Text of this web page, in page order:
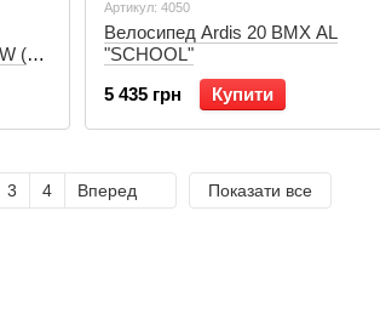
(
Артикул: 4050
Велосипед Ardis 20 BMX AL
"SCHOOL"
5 435 грн
Купити
3 4 Вперед Показати все